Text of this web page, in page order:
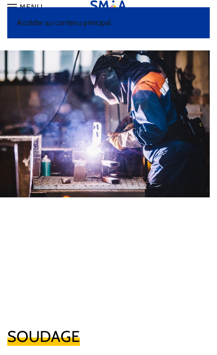
Accéder au contenu principal
MENU
DOCUMENTATION
SOUDAGE